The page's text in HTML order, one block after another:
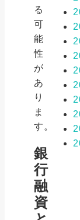
る
可
能
性
が
あ
り
ま
す。
銀
行
融
資